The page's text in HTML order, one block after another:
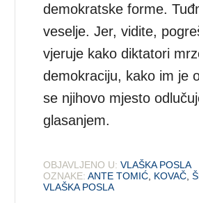
demokratske forme.
veselje. Jer, vidite,
vjeruje kako diktatori
demokraciju, kako im je
se njihovo mjesto
glasanjem.
OBJAVLJENO U: VLAŠKA POSLA
OZNAKE: ANTE TOMIĆ KOVAČ ,
VLAŠKA POSLA